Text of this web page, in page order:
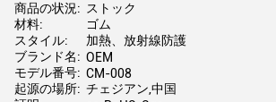
商品の状況: ストック
材料:
ゴム
スタイル:
加熱、放射線防護
ブランド名: OEM
モデル番号: CM-008
起源の場所: チェジアン,中国